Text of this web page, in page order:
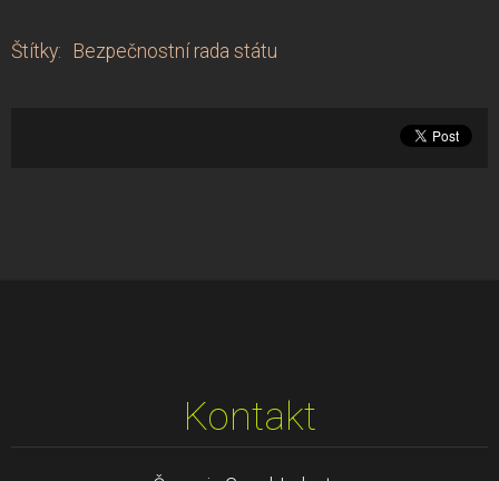
Štítky: Bezpečnostní rada státu
Kontakt